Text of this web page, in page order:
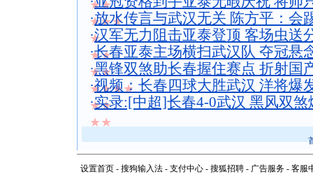
★★
★★★
·放水传言与武汉无关 陈方平：会
★
·汉军无力阻击亚泰登顶 客场虫送
★★
·长春亚泰主场横扫武汉队 夺冠悬
★★
·黑锋双煞助长春握住赛点 折射国
★★★★
·视频：长春四球大胜武汉 洋将爆
★★
·实录:[中超]长春4-0武汉 黑风双煞
★★
设置首页- 搜狗输入法- 支付中心- 搜狐招聘- 广告服务- 客服